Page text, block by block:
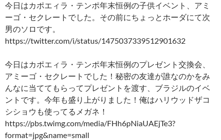
今日はカポエィラ・テンポ年末恒例の子供イベント、アミ
ーゴ・セクレートでした。その前にちょっとホーダにて次
男のソロです。
https://twitter.com/i/status/1475037339512901632
今日はカポエィラ・テンポ年末恒例のプレゼント交換会、
アミーゴ・セクレートでした！秘密の友達が誰なのかをみ
んなに当ててもらってプレゼントを渡す、ブラジルのイベ
ントです。今年も盛り上がりました！俺はハリウッドザコ
シショウも使ってるメガネ！
https://pbs.twimg.com/media/FHh6pNiaUAEjTe3?
format=jpg&name=small